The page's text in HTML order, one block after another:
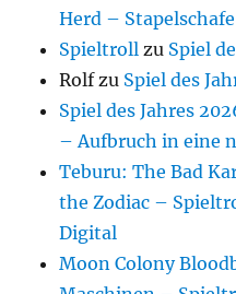
Herd – Stapelschafe
Spieltroll zu Spiel
Rolfzu Spiel des
Spiel des Jahres
– Aufbruch in eine
Teburu: The Bad
the Zodiac –
Digital
Moon Colony